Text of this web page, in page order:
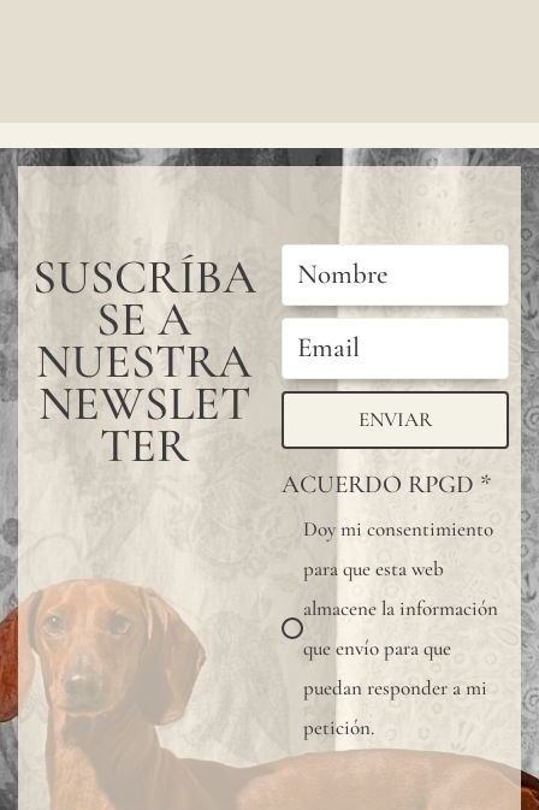
SUSCRÍBA
SE A
NUESTRA
NEWSLET
TER ENVIAR
ACUERDO RPGD *
Doy mi consentimiento
para que esta web
almacene la información
que envío para que
puedan responder a mi
petición.